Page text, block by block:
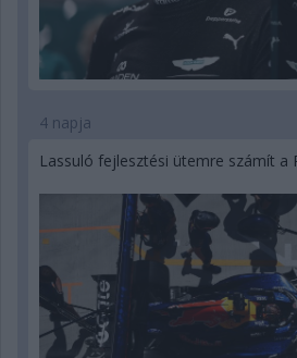
4 napja
Lassuló fejlesztési ütemre számít a